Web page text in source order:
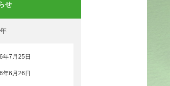
せ
年7月25日
年6月26日